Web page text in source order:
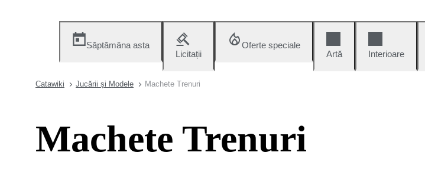
Săptămâna asta
Licitații
Oferte speciale
Artă
Interioare
Catawiki Jucării și Modele Machete Trenuri
Machete Trenuri